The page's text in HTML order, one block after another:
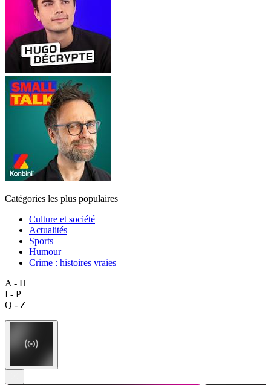
Catégories les plus populaires
Culture et société
Actualités
Sports
Humour
Crime : histoires vraies
A - H
I - P
Q - Z